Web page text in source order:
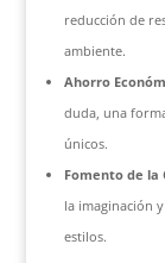
reducción de
ambiente.
Ahorro
duda, una
únicos.
Fomento de la
la imaginación
estilos.